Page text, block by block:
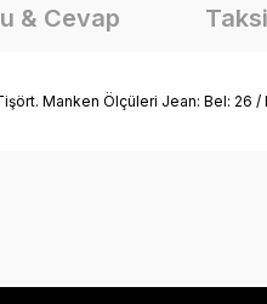
& Cevap
Manken Ölçüleri Jean: Bel: 26